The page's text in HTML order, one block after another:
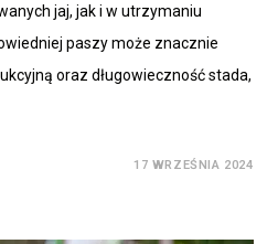
jaj, jak i w utrzymaniu
paszy może znacznie
oraz długowieczność stada,
17 WRZEŚNIA 2024